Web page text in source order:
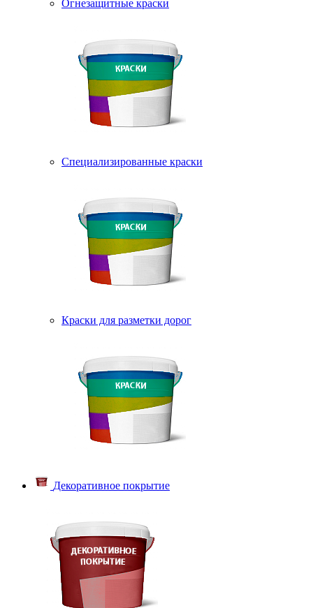
Огнезащитные краски
Специализированные краски
Краски для разметки дорог
Декоративное покрытие